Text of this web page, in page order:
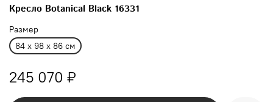
Кресло Botanical Black 16331
Размер
84 x 98 x 86 см
245 070 ₽